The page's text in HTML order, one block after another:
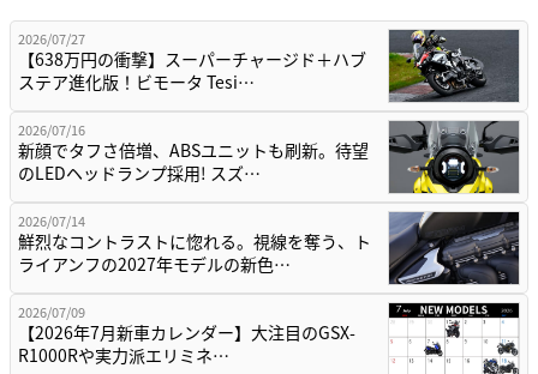
2026/07/27
【638万円の衝撃】スーパーチャージド＋ハブ
ステア進化版！ビモータ Tesi…
2026/07/16
新顔でタフさ倍増、ABSユニットも刷新。待望
のLEDヘッドランプ採用! スズ…
2026/07/14
鮮烈なコントラストに惚れる。視線を奪う、ト
ライアンフの2027年モデルの新色…
2026/07/09
【2026年7月新車カレンダー】大注目のGSX-
R1000Rや実力派エリミネ…